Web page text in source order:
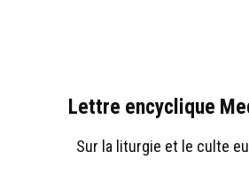
Lettre encyclique
Sur la liturgie et le culte